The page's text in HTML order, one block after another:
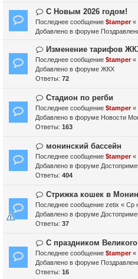
е
н
и
с
о
о
щ
е
н
и
Н
о
в
е
с
о
о
щ
н
С Новым 2026 годом!
Последнее сообщение $tamper«
Добавлено в форуме
Н
о
в
о
с
о
и
е
Изменение тарифов
Последнее сообщение $tamper«
Добавлено в форуме ЖКХ
Ответы: 72
Н
о
в
о
с
о
е
и
е
Стадион по регби
Последнее сообщение $tamper«
Добавлено в форуме Новости
Ответы: 163
Н
о
в
о
с
о
е
и
е
монинский бассейн
Последнее сообщение $tamper«
Добавлено в форуме
Ответы: 404
Н
о
в
о
с
о
Стрижка кошек в
Последнее сообщение zetix « Ср
Добавлено в форуме
Ответы: 37
Н
о
в
о
С праздником
Последнее сообщение $tamper«
Добавлено в форуме
Ответы: 16